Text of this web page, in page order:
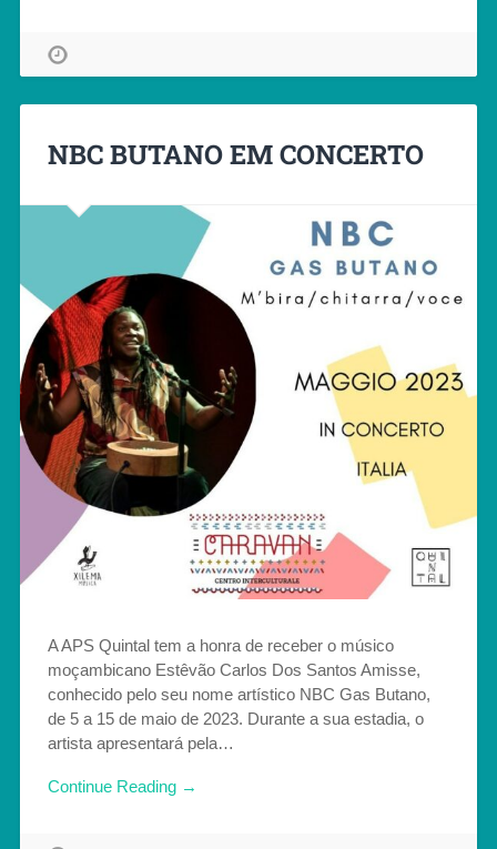
NBC BUTANO EM CONCERTO
A APS Quintal tem a honra de receber o músico
moçambicano Estêvão Carlos Dos Santos Amisse,
conhecido pelo seu nome artístico NBC Gas Butano,
de 5 a 15 de maio de 2023. Durante a sua estadia, o
artista apresentará pela…
Continue Reading →